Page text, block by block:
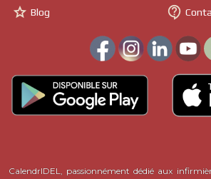
 Blog 
CalendrIDEL, passionnément dédié aux